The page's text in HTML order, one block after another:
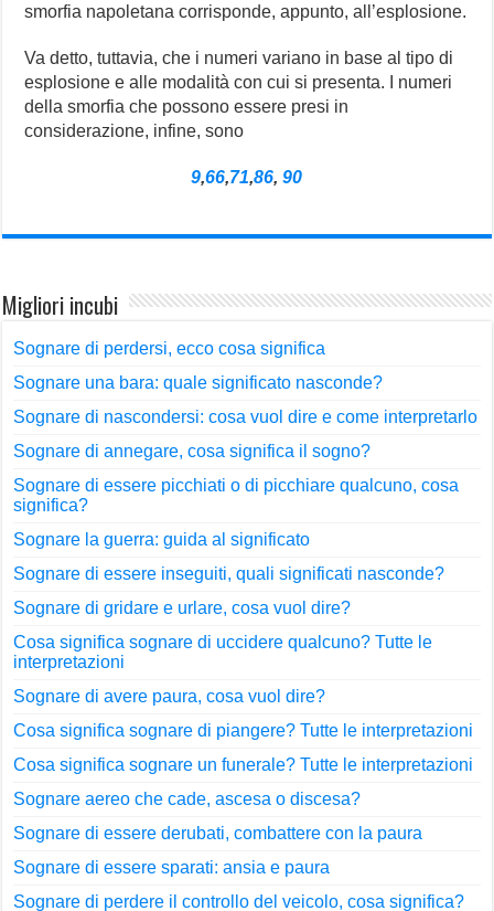
smorfia napoletana corrisponde, appunto, all’esplosione.
Va detto, tuttavia, che i numeri variano in base al tipo di
esplosione e alle modalità con cui si presenta. I numeri
della smorfia che possono essere presi in
considerazione, infine, sono
9,66,71,86,90
Migliori incubi
Sognare di perdersi, ecco cosa significa
Sognare una bara: quale significato nasconde?
Sognare di nascondersi: cosa vuol dire e come interpretarlo
Sognare di annegare, cosa significa il sogno?
Sognare di essere picchiati o di picchiare qualcuno, cosa
significa?
Sognare la guerra: guida al significato
Sognare di essere inseguiti, quali significati nasconde?
Sognare di gridare e urlare, cosa vuol dire?
Cosa significa sognare di uccidere qualcuno? Tutte le
interpretazioni
Sognare di avere paura, cosa vuol dire?
Cosa significa sognare di piangere? Tutte le interpretazioni
Cosa significa sognare un funerale? Tutte le interpretazioni
Sognare aereo che cade, ascesa o discesa?
Sognare di essere derubati, combattere con la paura
Sognare di essere sparati: ansia e paura
Sognare di perdere il controllo del veicolo, cosa significa?